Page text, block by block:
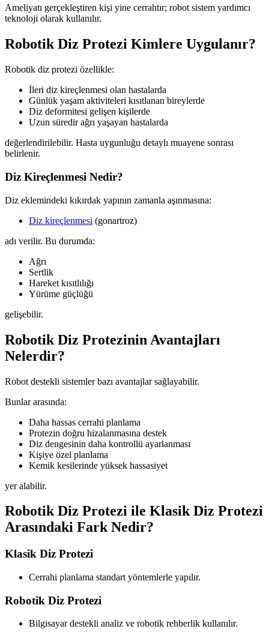
Ameliyatı gerçekleştiren kişi yine cerrahtır; robot sistem yardımcı
teknoloji olarak kullanılır.
Robotik Diz Protezi Kimlere Uygulanır?
Robotik diz protezi özellikle:
İleri diz kireçlenmesi olan hastalarda
Günlük yaşam aktiviteleri kısıtlanan bireylerde
Diz deformitesi gelişen kişilerde
Uzun süredir ağrı yaşayan hastalarda
değerlendirilebilir. Hasta uygunluğu detaylı muayene sonrası
belirlenir.
Diz Kireçlenmesi Nedir?
Diz eklemindeki kıkırdak yapının zamanla aşınmasına:
Diz kireçlenmesi (gonartroz)
adı verilir. Bu durumda:
Ağrı
Sertlik
Hareket kısıtlılığı
Yürüme güçlüğü
gelişebilir.
Robotik Diz Protezinin Avantajları
Nelerdir?
Robot destekli sistemler bazı avantajlar sağlayabilir.
Bunlar arasında:
Daha hassas cerrahi planlama
Protezin doğru hizalanmasına destek
Diz dengesinin daha kontrollü ayarlanması
Kişiye özel planlama
Kemik kesilerinde yüksek hassasiyet
yer alabilir.
Robotik Diz Protezi ile Klasik Diz Protezi
Arasındaki Fark Nedir?
Klasik Diz Protezi
Cerrahi planlama standart yöntemlerle yapılır.
Robotik Diz Protezi
Bilgisayar destekli analiz ve robotik rehberlik kullanılır.